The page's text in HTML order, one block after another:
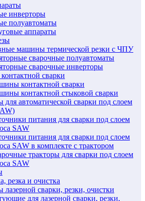
инверторы
полуавтоматы
аппараты
машины термической резки с ЧПУ
сварочные полуавтоматы
сварочные инверторы
сварки
контактной сварки
контактной стыковой сварки
для автоматической сварки под слоем
питания для сварки под слоем
SAW
питания для сварки под слоем
SAW в комплекте с трактором
тракторы для сварки под слоем
SAW
резка и очистка
лазерной сварки, резки, очистки
для лазерной сварки, резки,